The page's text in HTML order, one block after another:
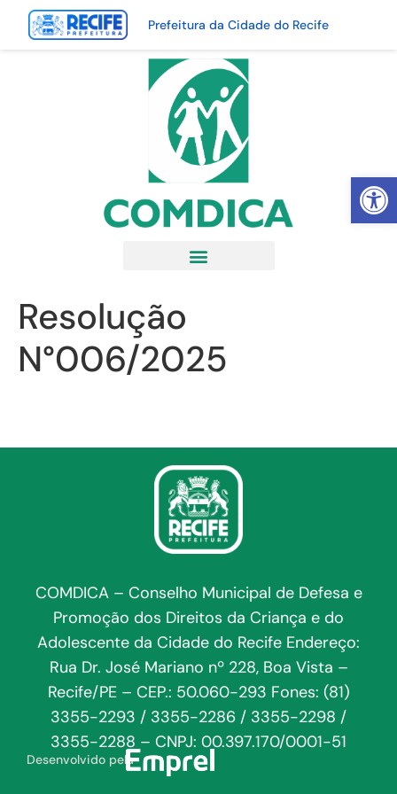
Abrir
Prefeitura da Cidade do Recife
Resolução
N°006/2025
COMDICA – Conselho Municipal de Defesa e
Promoção dos Direitos da Criança e do
Adolescente da Cidade do Recife Endereço:
Rua Dr. José Mariano nº 228, Boa Vista –
Recife/PE – CEP.: 50.060-293 Fones: (81)
3355-2293 / 3355-2286 / 3355-2298 /
3355-2288 – CNPJ: 00.397.170/0001-51
Desenvolvido pela